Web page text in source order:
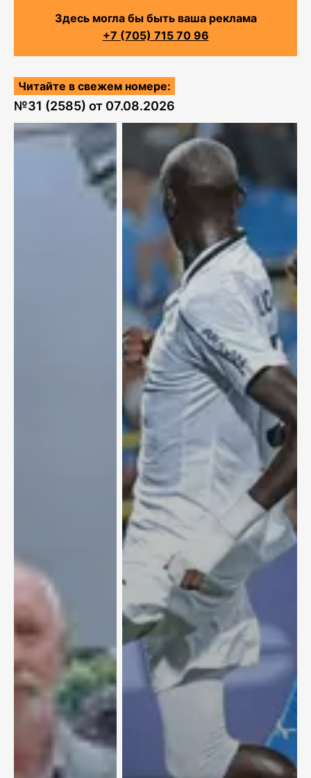
Здесь могла бы быть ваша реклама
+7 (705) 715 70 96
Читайте в свежем номере:
№31 (2585) от 07.08.2026